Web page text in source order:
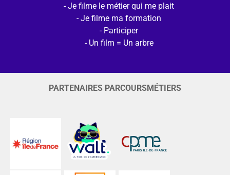
Je filme le métier qui me plait
Je filme ma formation
Participer
Un film = Un arbre
PARTENAIRES PARCOURSMÉTIERS